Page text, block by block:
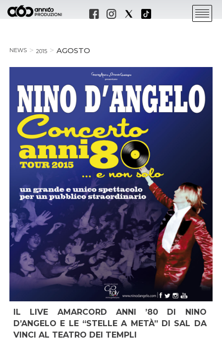
NEWS 2015 AGOSTO
IL LIVE AMARCORD ANNI ’80 DI NINO
D’ANGELO E LE “STELLE A METÀ” DI SAL DA
VINCI AL TEATRO DEI TEMPLI